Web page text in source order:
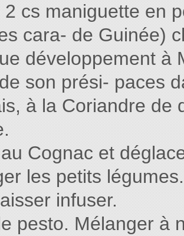
2 cs maniguette en
cara- de Guinée)
développement
son prési- paces
à la Coriandre de
Cognac et
les petits légumes.
infuser.
pesto. Mélanger à